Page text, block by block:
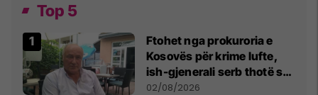
Top 5
Ftohet nga prokuroria e
Kosovës për krime lufte,
ish-gjenerali serb thotë se
dikush e tradhtoi në
02/08/2026